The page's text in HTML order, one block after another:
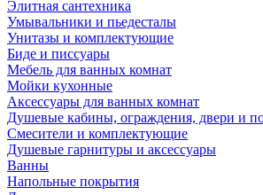
Элитная сантехника
Умывальники и пьедесталы
Унитазы и комплектующие
Биде и писсуары
Мебель для ванных комнат
Мойки кухонные
Аксессуары для ванных комнат
Душевые кабины, ограждения, двери и
Смесители и комплектующие
Душевые гарнитуры и аксессуары
Ванны
Напольные покрытия